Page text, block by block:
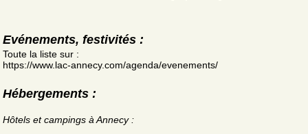
Evénements, festivités :
Toute la liste sur :
https://www.lac-annecy.com/agenda/evenements/
Hébergements :
Hôtels et campings à Annecy :